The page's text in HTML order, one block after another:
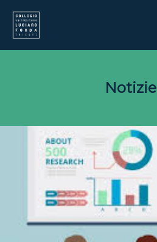
Notizie